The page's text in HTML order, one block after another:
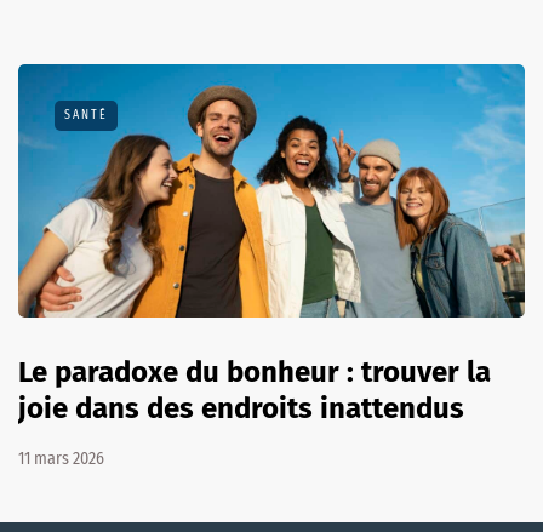
SANTÉ
Le paradoxe du bonheur : trouver la
joie dans des endroits inattendus
11 mars 2026